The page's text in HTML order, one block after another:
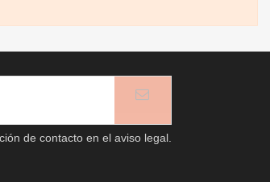
de contacto en el aviso legal.